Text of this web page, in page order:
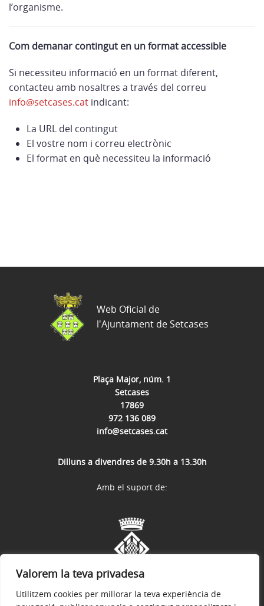
Valorem la teva privadesa
Utilitzem cookies per millorar la teva experiència de
l’organisme.
Com demanar contingut en un format accessible
Si necessiteu informació en un format diferent,
contacteu amb nosaltres a través del correu
info@setcases.cat indicant:
La URL del contingut
El vostre nom i correu electrònic
El format en què necessiteu la informació
Plaça Major, núm. 1
Setcases
17869
972 136 089
info@setcases.cat
Dilluns a divendres de 9.30h a 13.30h
Web Oficial de
l'Ajuntament de Setcases
Amb el suport de: